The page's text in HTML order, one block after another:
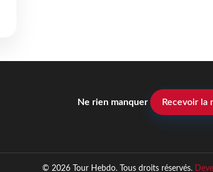
Ne rien manquer Recevoir la
© 2026 Tour Hebdo. Tous droits réservés.